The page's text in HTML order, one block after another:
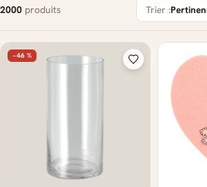
2000 produits Trier :
−46 %